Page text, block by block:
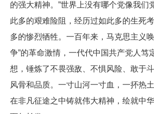
的强大精神。”世界上没有哪个党像我们
此多的艰难险阻，经历过如此多的生死
多的惨烈牺牲。一百年来，马克思主义
争”的革命激情，一代代中国共产党人笃
想，锤炼了不畏强敌、不惧风险、敢于
风骨和品质。一寸山河一寸血，一抔热
在非凡征途之中铸就伟大精神，绘就中